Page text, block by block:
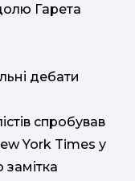
Гарета
дебати
спробував
York Times у